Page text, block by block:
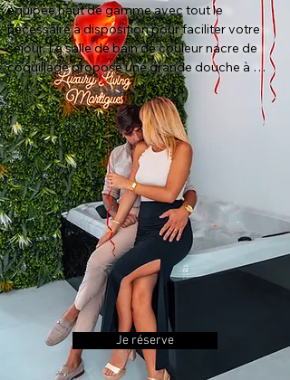
équipée haut de gamme avec tout le
nécessaire à disposition pour faciliter votre
séjour. La salle de bain de couleur nacre de
coquillage propose une grande douche à
l'italienne ainsi qu'une double vasque
spacieuse. Les toilettes sont indépendantes.
La chambre, d’une très belle superficie, est
équipée d’un Spa multi-jets à led, d’un lit King-
size (180x200 cm) et d’une TV Q-led 140 cm.
La suite Pearly Grey offre de beaux jeux de
lumières, créant une intimité sensuelle afin de
favoriser une nuit magique à deux. La suite est
également dotée d'une terrasse privée sur
laquelle vous apprécierez déguster un apéritif
ou votre petit-déjeuner.
Je réserve